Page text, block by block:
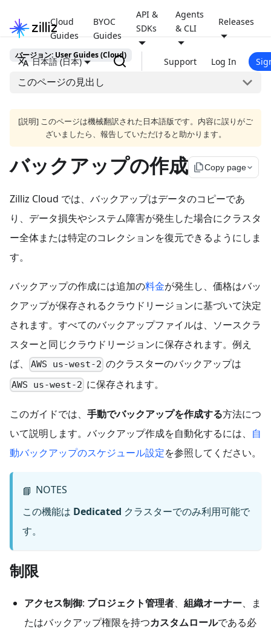
Cloud
Guides
BYOC
Guides
API &
SDKs
Agents
& CLI
Releases
日本語 (日本) Support Log In
バージョン: User Guides (Cloud)
このページの見出し
[説明] このページは機械翻訳された日本語版です。内容に誤りがご
ざいましたら、報告していただけると助かります。
バックアップの作成 file_copyCopy page
Zilliz Cloud では、バックアップはデータのコピーであ
り、データ損失やシステム障害が発生した場合にクラスタ
ー全体または特定のコレクションを復元できるようにしま
す。
バックアップの作成には追加の料金が発生し、価格はバッ
クアップが保存されるクラウドリージョンに基づいて決定
されます。すべてのバックアップファイルは、ソースクラ
スターと同じクラウドリージョンに保存されます。例え
ば、
AWS us-west-2 のクラスターのバックアップは
AWS us-west-2 に保存されます。
このガイドでは、 手動でバックアップを作成する方法につ
いて説明します。バックアップ作成を自動化するには、 自
動バックアップのスケジュール設定を参照してください。
📘 NOTES
この機能は Dedicated クラスターでのみ利用可能で
す。
制限
アクセス制御: プロジェクト管理者、 組織オーナー、ま
たはバックアップ権限を持つカスタムロールである必